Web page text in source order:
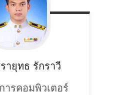
ายุทธ รักราวี
ารคอมพิวเตอร์